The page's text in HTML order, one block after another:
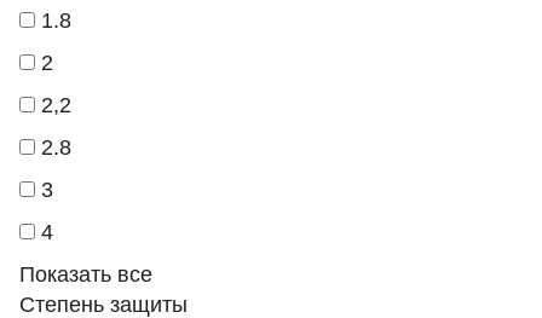
1.8
2
2,2
2.8
3
4
Показать все
Степень защиты